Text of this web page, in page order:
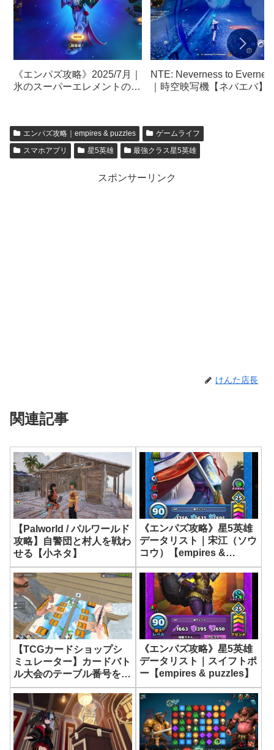
《エンパズ攻略》2025/7月｜
氷のスーパーエレメントの宝
NTE: Neverness to
｜時空映写機【ネバエバ】
エンパズ攻略｜empires & puzzles
ゲームライフ
スマホアプリ
星5英雄 最強クラス星5英雄
スポンサーリンク
けんた店長
関連記事
【Palworld / パルワールド
攻略】自警団と村人を戦わ
せる【小ネタ】
《エンパズ攻略》星5英雄
データリスト｜宋江（ソウ
コウ）【empires &
puzzles】
【TCGカードショップシ
ミュレーター】カードバト
ル大会のテーブル番号を割
り振る方法【TCG Card
Shop Simulator】
《エンパズ攻略》星5英雄
データリスト｜スイフトポ
ー【empires & puzzles】